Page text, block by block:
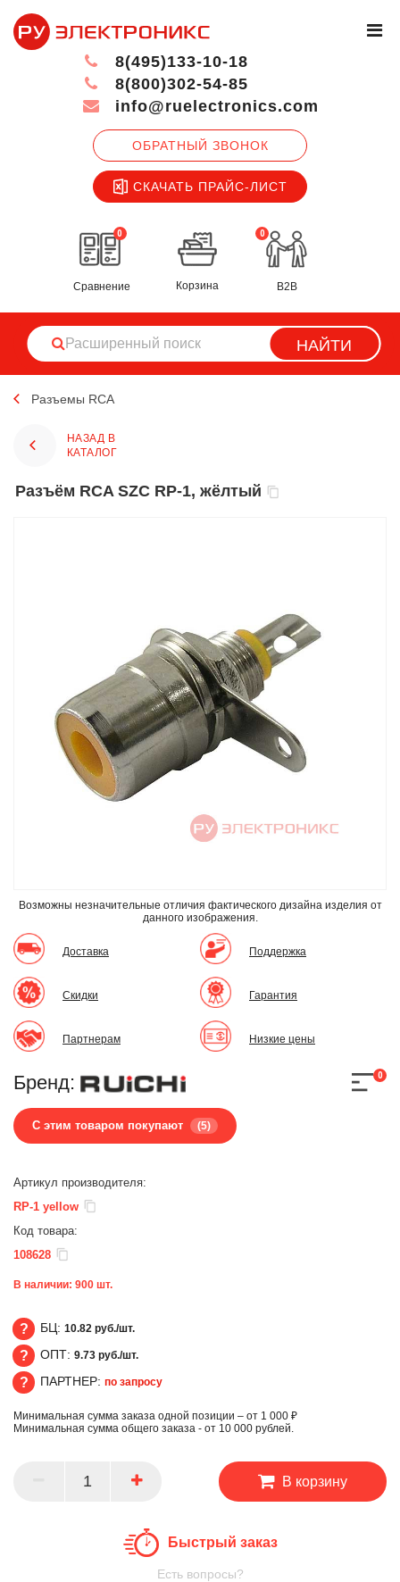
ОБРАТНЫЙ ЗВОНОК
СКАЧАТЬ ПРАЙС-ЛИСТ
8(495)133-10-18
8(800)302-54-85
info@ruelectronics.com
0
Сравнение
0
Корзина B2B
НАЙТИ
Разъемы RCA
НАЗАД В
КАТАЛОГ
Разъём RCA SZC RP-1, жёлтый
Возможны незначительные отличия фактического дизайна изделия от
данного изображения.
Доставка
Скидки
Партнерам
Поддержка
Гарантия
Низкие цены
Бренд:
С этим товаром покупают (5)
0
Артикул производителя:
RP-1 yellow
Код товара:
108628
В наличии: 900 шт.
БЦ
БЦ: 10.82 руб./шт.
ОПТ
ОПТ: 9.73 руб./шт.
ПАРТНЕР
ПАРТНЕР: по запросу
Минимальная сумма заказа одной позиции – от 1 000 ₽
Минимальная сумма общего заказа - от 10 000 рублей.
В корзину
Быстрый заказ
Есть вопросы?